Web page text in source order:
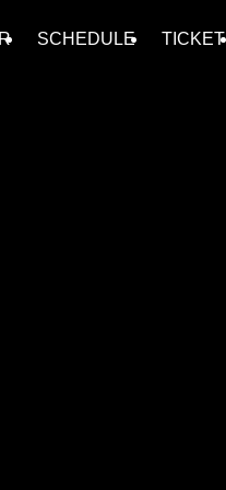
SCHEDULE TICKET